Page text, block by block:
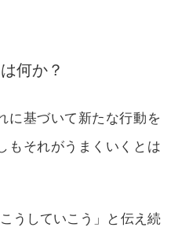
何か？
に基づいて新たな行動を
もそれがうまくいくとは
うしていこう」と伝え続